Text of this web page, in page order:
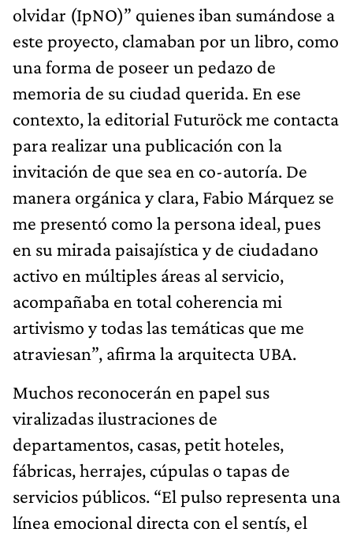
olvidar (IpNO)” quienes iban sumándose a
este proyecto, clamaban por un libro, como
una forma de poseer un pedazo de
memoria de su ciudad querida. En ese
contexto, la editorial Futuröck me contacta
para realizar una publicación con la
invitación de que sea en co-autoría. De
manera orgánica y clara, Fabio Márquez se
me presentó como la persona ideal, pues
en su mirada paisajística y de ciudadano
activo en múltiples áreas al servicio,
acompañaba en total coherencia mi
artivismo y todas las temáticas que me
atraviesan”, afirma la arquitecta UBA.
Muchos reconocerán en papel sus
viralizadas ilustraciones de
departamentos, casas, petit hoteles,
fábricas, herrajes, cúpulas o tapas de
servicios públicos. “El pulso representa una
línea emocional directa con el sentís, el